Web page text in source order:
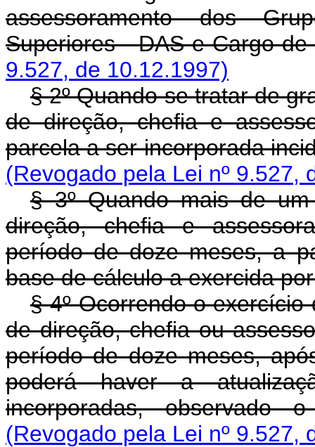
assessoramento dos
Superiores - DAS e Cargo
9.527, de 10.12.1997)
§ 2º Quando se tratar de
de direção, chefia e
parcela a ser incorporada
(Revogado pela Lei nº 9.527,
§ 3º Quando mais de
direção, chefia e
período de doze meses, a
base de cálculo a exercida
§ 4º Ocorrendo o
de direção, chefia ou
período de doze meses,
poderá haver a
incorporadas, observado
(Revogado pela Lei nº 9.527,